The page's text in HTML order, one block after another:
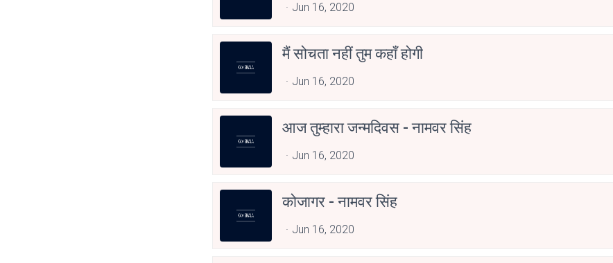
Jun 16, 2020
मैं सोचता नहीं तुम कहाँ होगी
Jun 16, 2020
आज तुम्हारा जन्मदिवस - नामवर सिंह
Jun 16, 2020
कोजागर - नामवर सिंह
Jun 16, 2020